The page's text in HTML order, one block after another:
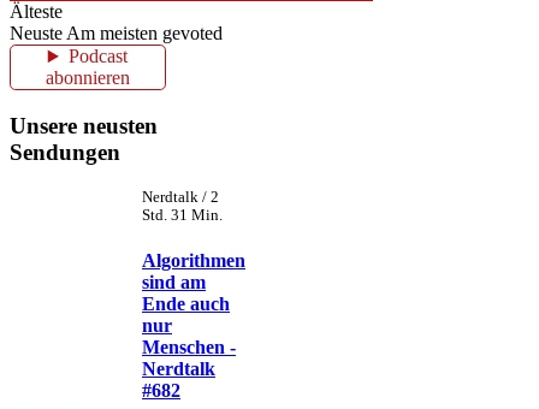
Älteste
Neuste Am meisten gevoted
Podcast
abonnieren
Unsere neusten
Sendungen
Nerdtalk / 2
Std. 31 Min.
Algorithmen
sind am
Ende auch
nur
Menschen -
Nerdtalk
#682